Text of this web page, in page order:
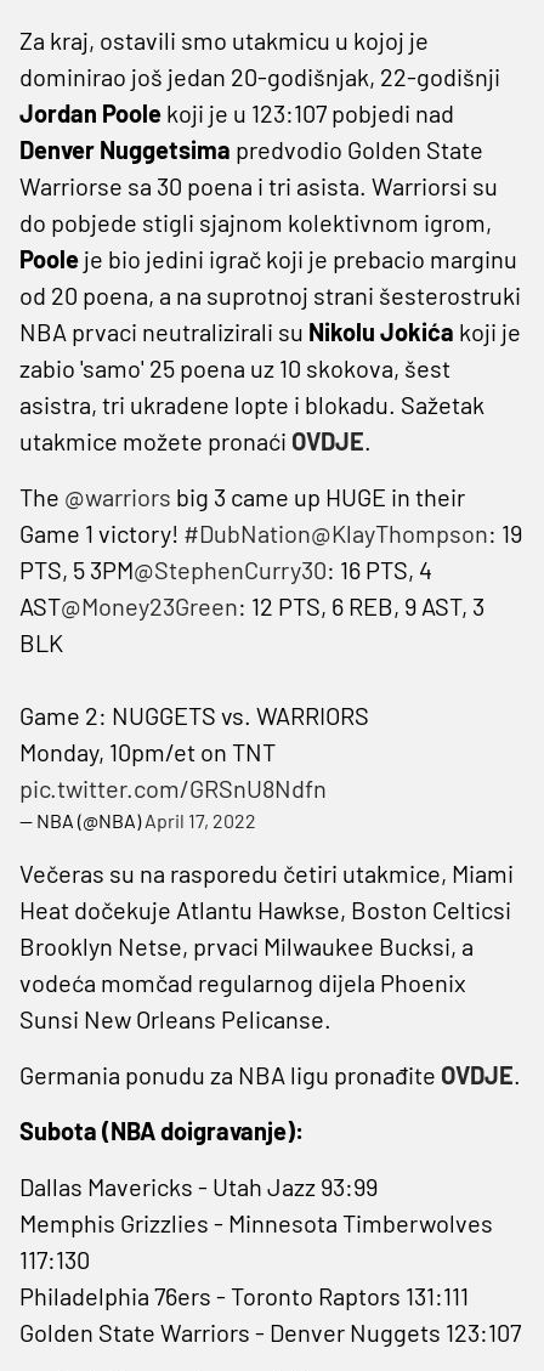
Za kraj, ostavili smo utakmicu u kojoj je
dominirao još jedan 20-godišnjak, 22-godišnji
Jordan Poole koji je u 123:107 pobjedi nad
Denver Nuggetsima predvodio Golden State
Warriorse sa 30 poena i tri asista. Warriorsi su
do pobjede stigli sjajnom kolektivnom igrom,
Poole je bio jedini igrač koji je prebacio marginu
od 20 poena, a na suprotnoj strani šesterostruki
NBA prvaci neutralizirali su Nikolu Jokića koji je
zabio 'samo' 25 poena uz 10 skokova, šest
asistra, tri ukradene lopte i blokadu. Sažetak
utakmice možete pronaći OVDJE.
The @warriors big 3 came up HUGE in their
Game 1 victory! #DubNation@KlayThompson: 19
PTS, 5 3PM@StephenCurry30: 16 PTS, 4
AST@Money23Green: 12 PTS, 6 REB, 9 AST, 3
BLK
Game 2: NUGGETS vs. WARRIORS
Monday, 10pm/et on TNT
pic.twitter.com/GRSnU8Ndfn
— NBA (@NBA)April 17, 2022
Večeras su na rasporedu četiri utakmice, Miami
Heat dočekuje Atlantu Hawkse, Boston Celticsi
Brooklyn Netse, prvaci Milwaukee Bucksi, a
vodeća momčad regularnog dijela Phoenix
Sunsi New Orleans Pelicanse.
Germania ponudu za NBA ligu pronađite OVDJE.
Subota (NBA doigravanje):
Dallas Mavericks - Utah Jazz 93:99
Memphis Grizzlies - Minnesota Timberwolves
117:130
Philadelphia 76ers - Toronto Raptors 131:111
Golden State Warriors - Denver Nuggets 123:107